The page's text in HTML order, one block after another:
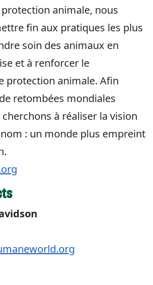
animale, nous
fin aux pratiques les plus
soin des animaux en
et à renforcer le
protection animale. Afin
retombées mondiales
à réaliser la vision
: un monde plus empreint